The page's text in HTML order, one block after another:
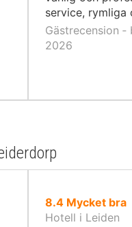
service, rymliga
Gästrecension ‐
2026
8.4av
10,
Mycket bra
Hotell i Leiden